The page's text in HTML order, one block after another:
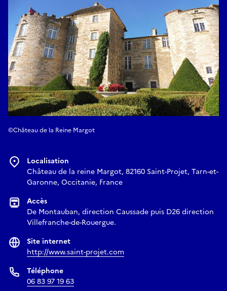
©Château de la Reine Margot
Localisation
Château de la reine Margot, 82160 Saint-Projet, Tarn-et-
Garonne, Occitanie, France
Accès
De Montauban, direction Caussade puis D26 direction
Villefranche-de-Rouergue.
Site internet
http://www.saint-projet.com
Téléphone
06 83 97 19 63